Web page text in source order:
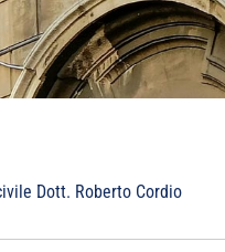
Dott. Roberto Cordio